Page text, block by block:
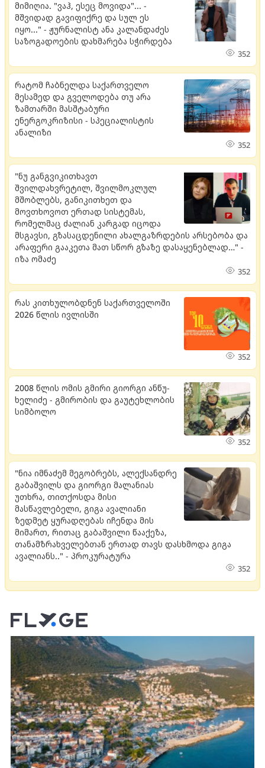
მიმიღია. "ვაჰ, ესეც მოვიდა"... -
მშვიდად გავიფიქრე და სულ ეს
იყო..." - ჟურნალისტ ანა კალანდაძეს
საზოგადოების დახმარება სჭირდება
352
რატომ ჩაბნელდა საქართველო
მესამედ და გველოდება თუ არა
ზამთარში მასშტაბური
ენერგოკრიზისი - სპეციალისტის
ანალიზი
352
"ნუ განგვიკითხავთ
შვილდახვრეტილ, შვილმოკლულ
მშობლებს, განიკითხეთ და
მოვთხოვოთ ერთად სისტემას,
რომელმაც ძალიან კარგად იცოდა
მსგავსი, გზასაცდენილი ახალგაზრდების არსებობა და
არაფერი გააკეთა მათ სწორ გზაზე დასაყენებლად…" -
იზა ომაძე
352
რას კითხულობდნენ საქართველოში
2026 წლის ივლისში
352
2008 წლის ომის გმირი გი­ორ­გი ან­წუ­
ხე­ლი­ძე - გმი­რო­ბის და გა­უ­ტეხ­ლო­ბის
სიმ­ბო­ლო
352
"ნია იმნაძემ მეგობრებს, ალექსანდრე
გაბაშვილს და გიორგი მალანიას
უთხრა, თითქოსდა მისი
მასწავლებელი, გიგა ავალიანი
ზედმეტ ყურადღებას იჩენდა მის
მიმართ, რითაც გაბაშვილი წააქეზა,
თანამზრახველებთან ერთად თავს დასხმოდა გიგა
ავალიანს.." - პროკურატურა
352